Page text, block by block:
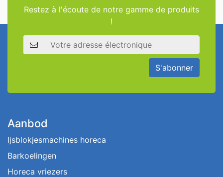
Restez à l'écoute de notre gamme de produits
!
Adresse électronique
S'abonner
Aanbod
Ijsblokjesmachines horeca
Barkoelingen
Horeca vriezers